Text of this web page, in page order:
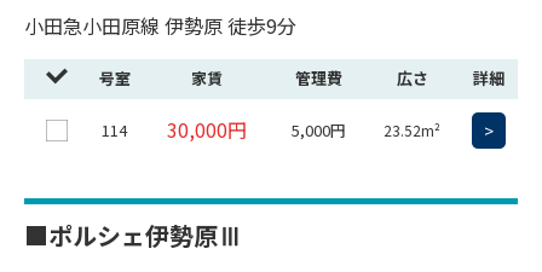
小田急小田原線 伊勢原 徒歩9分
号室 家賃 管理費 広さ 詳細
114 30,000円 5,000円 23.52m² >
■ポルシェ伊勢原Ⅲ